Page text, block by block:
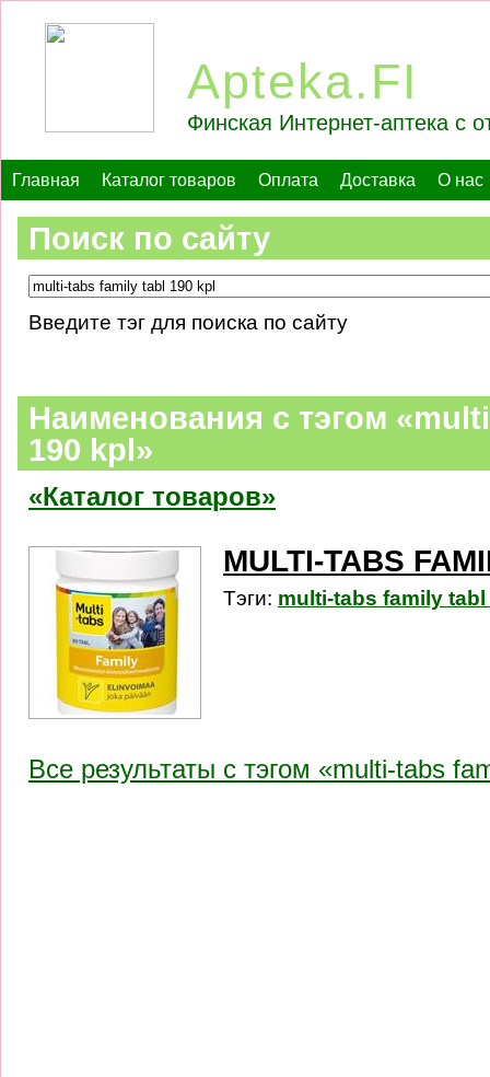
Apteka.FI
Финская Интернет-аптека с
Главная Каталог товаров Оплата Доставка О нас
Поиск по сайту
Введите тэг для поиска по сайту
Наименования c тэгом
190 kpl»
«Каталог товаров»
MULTI-TABS
Тэги: multi-tabs family
Все результаты c тэгом «multi-tabs